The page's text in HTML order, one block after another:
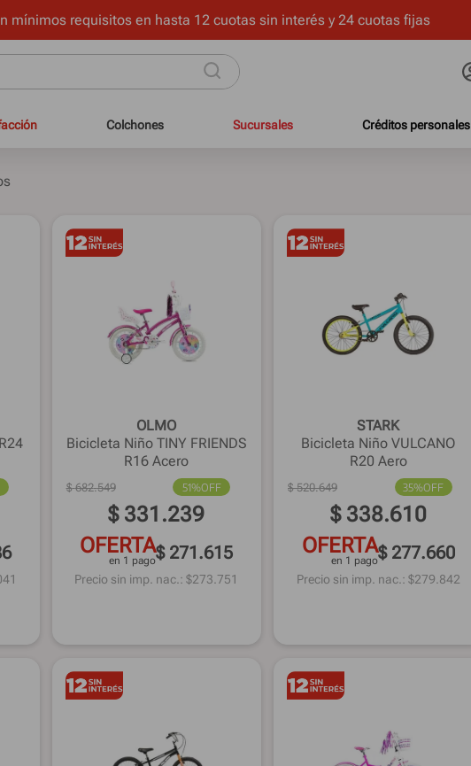
mínimos requisitos en hasta 12 cuotas sin interés y 24 cuotas fijas
Colchones Sucursales Créditos personales
OLMO
Bicicleta Niño TINY FRIENDS
R16 Acero
$ 682.549 51%OFF
$ 331 .239
OFERTA
en 1 pago$ 271.615
Precio sin imp. nac.: $273.751
STARK
Bicicleta Niño VULCANO
R20 Aero
$ 520.649 35%OFF
$ 338.610
OFERTA
en 1 pago$ 277.660
Precio sin imp. nac.: $279.842